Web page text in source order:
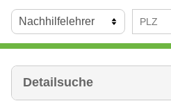
Detailsuche